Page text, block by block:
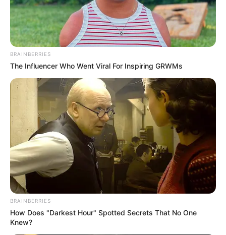
BRAINBERRIES
The Influencer Who Went Viral For Inspiring GRWMs
BRAINBERRIES
How Does "Darkest Hour" Spotted Secrets That No One
Knew?